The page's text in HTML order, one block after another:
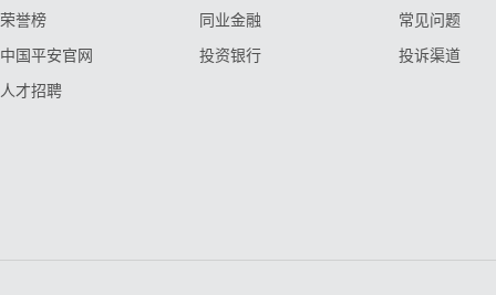
荣誉榜
中国平安官网
人才招聘
同业金融
投资银行
常见问题
投诉渠道